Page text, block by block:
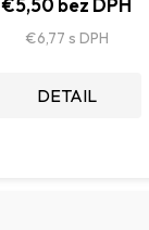
€5,50 bez DPH
€6,77
DETAIL